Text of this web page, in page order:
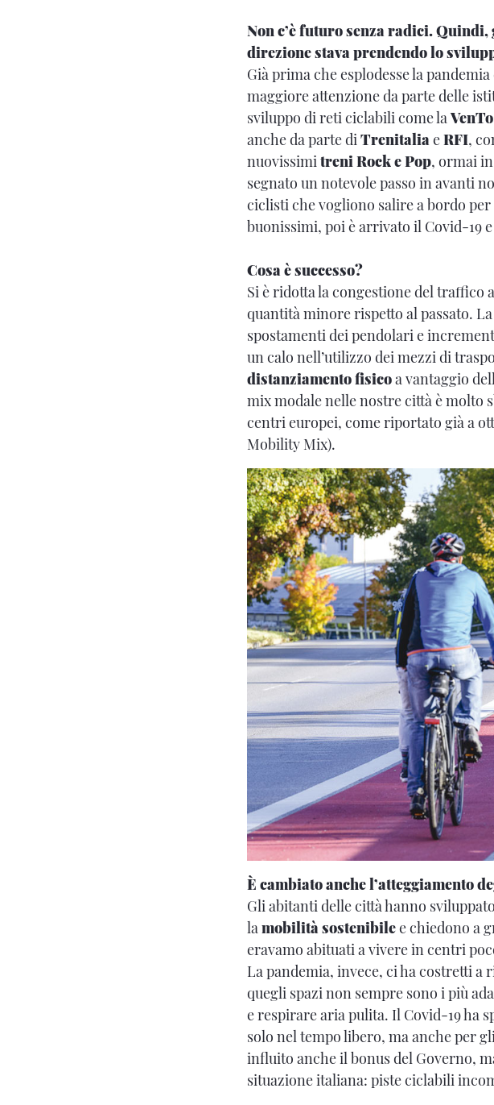
Non c’è futuro senza radici.
direzione stava prendendo lo
Già prima che esplodesse la
maggiore attenzione da parte delle
sviluppo di reti ciclabili come laVenTo
anche da parte diTrenitaliaeRFI,
nuovissimitreni Rock e Pop, ormai
segnato un notevole passo in avanti
ciclisti che vogliono salire a bordo
buonissimi, poi è arrivato il Covid-19
Cosa è successo?
Si è ridotta la congestione del
quantità minore rispetto al passato.
spostamenti dei pendolari e
un calo nell’utilizzo dei mezzi di
distanziamento fisicoa vantaggio
mix modale nelle nostre città è molto
centri europei, come riportato già a
Mobility Mix).
È cambiato anche l’atteggiamento
Gli abitanti delle città hanno
lamobilità sostenibilee chiedono a
eravamo abituati a vivere in centri
La pandemia, invece, ci ha costretti
quegli spazi non sempre sono i più
e respirare aria pulita. Il Covid-19 ha
solo nel tempo libero, ma anche per
influito anche il bonus del Governo,
situazione italiana: piste ciclabili